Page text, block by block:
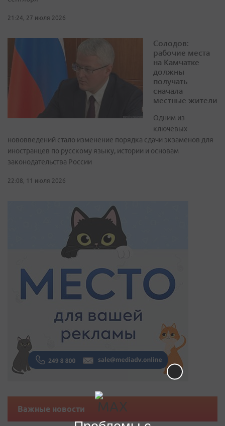
21:24, 27 июля 2026
Солодов:
рабочие места
на Камчатке
должны
получать
сначала
местные жители
Одним из
ключевых
нововведений стало изменение порядка сдачи экзаменов для
иностранцев по русскому языку, истории и основам
законодательства России
22:08, 11 июля 2026
Важные новости